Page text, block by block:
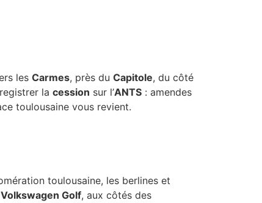
les Carmes, près du Capitole, du côté
la cession sur l’ANTS : amendes
toulousaine vous revient.
toulousaine, les berlines et
Volkswagen Golf, aux côtés des